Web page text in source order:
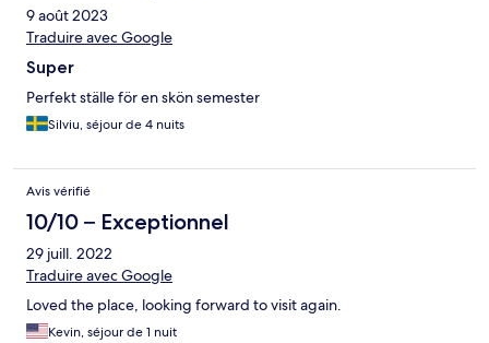
9 août 2023
Traduire avec Google
Super
Perfekt ställe för en skön semester
Silviu, séjour de 4 nuits
Avis vérifié
10/10 – Exceptionnel
29 juill. 2022
Traduire avec Google
Loved the place, looking forward to visit again.
Kevin, séjour de 1 nuit